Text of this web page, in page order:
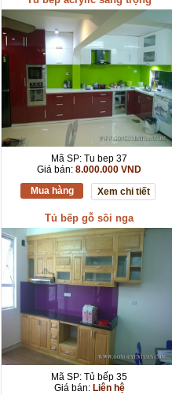
Mã SP: Tu bep 37
Giá bán: 8.000.000 VND
Mua hàng
Xem chi tiết
Tủ bếp gỗ sồi nga
Mã SP: Tủ bếp 35
Giá bán: Liên hệ